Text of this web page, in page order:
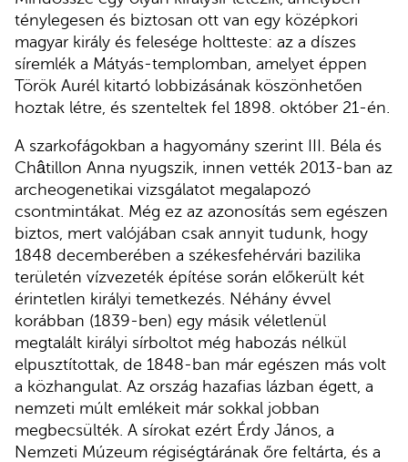
ténylegesen és biztosan ott van egy középkori
magyar király és felesége holtteste: az a díszes
síremlék a Mátyás-templomban, amelyet éppen
Török Aurél kitartó lobbizásának köszönhetően
hoztak létre, és szenteltek fel 1898. október 21-én.
A szarkofágokban a hagyomány szerint III. Béla és
Châtillon Anna nyugszik, innen vették 2013-ban az
archeogenetikai vizsgálatot megalapozó
csontmintákat. Még ez az azonosítás sem egészen
biztos, mert valójában csak annyit tudunk, hogy
1848 decemberében a székesfehérvári bazilika
területén vízvezeték építése során előkerült két
érintetlen királyi temetkezés. Néhány évvel
korábban (1839-ben) egy másik véletlenül
megtalált királyi sírboltot még habozás nélkül
elpusztítottak, de 1848-ban már egészen más volt
a közhangulat. Az ország hazafias lázban égett, a
nemzeti múlt emlékeit már sokkal jobban
megbecsülték. A sírokat ezért Érdy János, a
Nemzeti Múzeum régiségtárának őre feltárta, és a